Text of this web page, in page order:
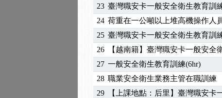
2025/06/06【進修課程】～～前導課
2025/05/29【進修課程】前導課程推
2025/04/28【進修課程】要怎麼進修
2025/01/21「高壓氣體製造安全主任
訓測驗
2025/01/15【線上課程】碳中和核心
2026/07/15 【免費研習】115年製造
2026/07/08【中心公告】因應颱風來
2026/05/06【產業人才投資】06/03-
23 臺灣職安卡一般安全衛生教育訓
24 荷重在一公噸以上堆高機操作人
25 臺灣職安卡一般安全衛生教育訓
26 【越南籍】臺灣職安卡一般安全
27 一般安全衛生教育訓練(6hr)
28 職業安全衛生業務主管在職訓練
29 【上課地點：后里】臺灣職安卡